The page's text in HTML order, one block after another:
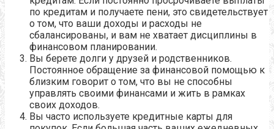
по кредитам и получаете пени, это свидетельствует
о том, что ваши доходы и расходы не
сбалансированы, и вам не хватает дисциплины в
финансовом планировании.
Вы берете долги у друзей и родственников.
Постоянное обращение за финансовой помощью к
близким говорит о том, что вы не способны
управлять своими финансами и жить в рамках
своих доходов.
Вы часто используете кредитные карты для